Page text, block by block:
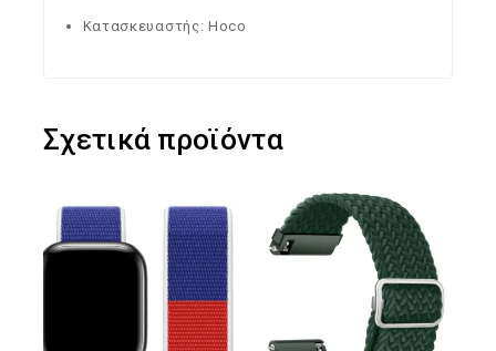
Κατασκευαστής: Hoco
Σχετικά προϊόντα